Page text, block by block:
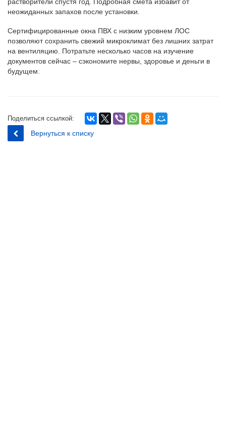
растворители спустя год. Подробная смета избавит от
неожиданных запахов после установки.
Сертифицированные окна ПВХ с низким уровнем ЛОС
позволяют сохранить свежий микроклимат без лишних затрат
на вентиляцию. Потратьте несколько часов на изучение
документов сейчас – сэкономите нервы, здоровье и деньги в
будущем.
Поделиться ссылкой:
Вернуться к списку